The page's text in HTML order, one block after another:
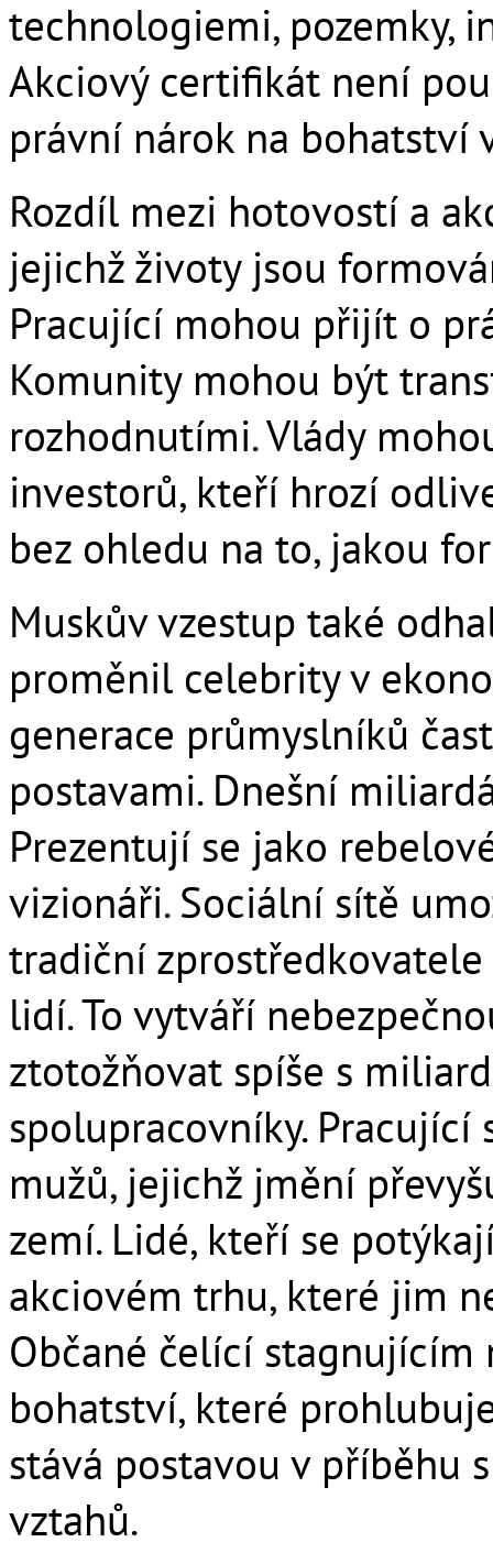
technologiemi, pozemky,
Akciový certifikát není
právní nárok na bohatství
Rozdíl mezi hotovostí a
jejichž životy jsou
Pracující mohou přijít o
Komunity mohou být
rozhodnutími. Vlády
investorů, kteří hrozí
bez ohledu na to, jakou
Muskův vzestup také
proměnil celebrity v
generace průmyslníků
postavami. Dnešní
Prezentují se jako
vizionáři. Sociální sítě
tradiční
lidí. To vytváří
ztotožňovat spíše s
spolupracovníky.
mužů, jejichž jmění
zemí. Lidé, kteří se
akciovém trhu, které jim
Občané čelící
bohatství, které
stává postavou v příběhu
vztahů.